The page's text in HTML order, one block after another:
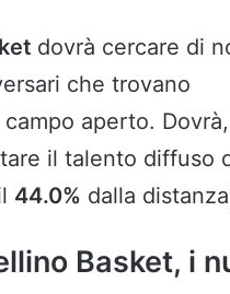
dovrà cercare di
che trovano
aperto.
il talento diffuso
44.0% dalla
Basket, i